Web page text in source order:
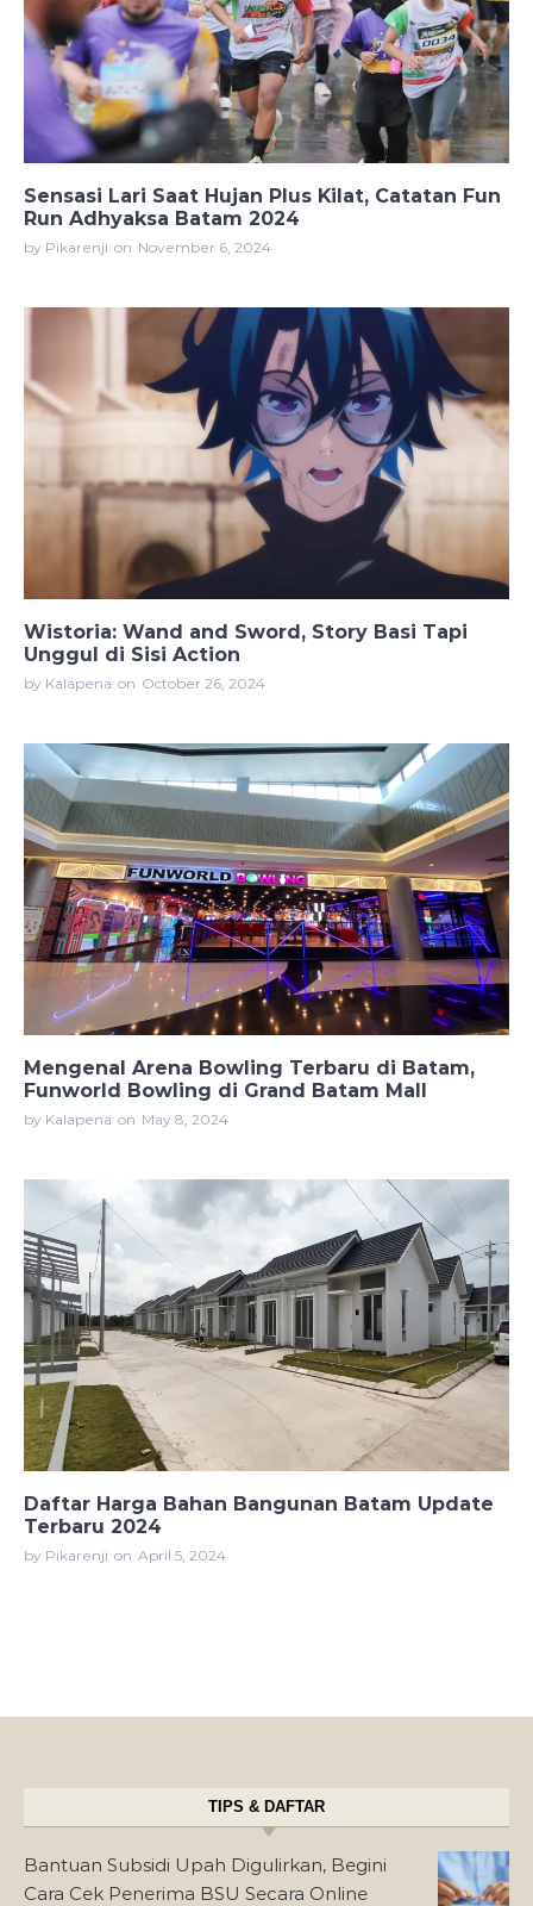
Sensasi Lari Saat Hujan Plus Kilat, Catatan Fun
Run Adhyaksa Batam 2024
by Pikarenji on November 6, 2024
Wistoria: Wand and Sword, Story Basi Tapi
Unggul di Sisi Action
by Kalapena on October 26, 2024
Mengenal Arena Bowling Terbaru di Batam,
Funworld Bowling di Grand Batam Mall
by Kalapena on May 8, 2024
Daftar Harga Bahan Bangunan Batam Update
Terbaru 2024
by Pikarenji on April 5, 2024
TIPS & DAFTAR
Bantuan Subsidi Upah Digulirkan, Begini
Cara Cek Penerima BSU Secara Online